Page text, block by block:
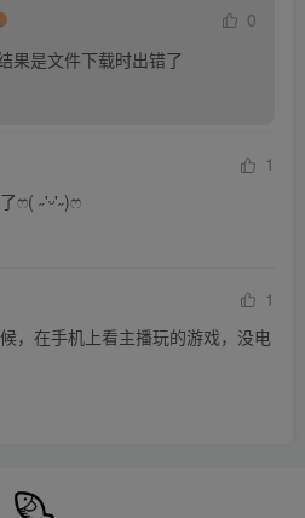
0
果是文件下载时出错了
1
ෆ( ˶'ᵕ'˶)ෆ
1
，在手机上看主播玩的游戏，没电